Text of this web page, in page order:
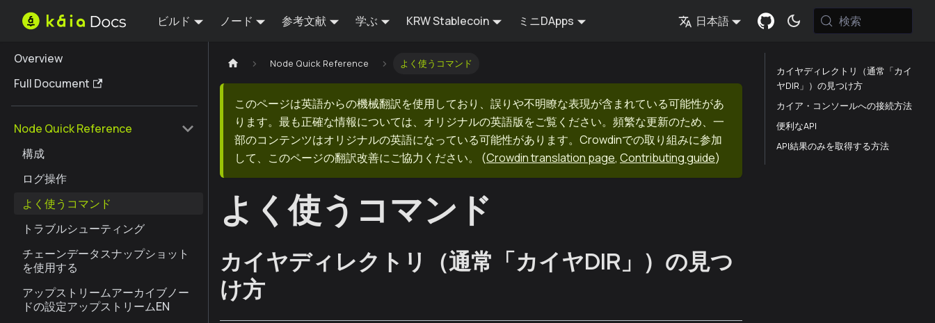
ビルド ノード 参考文献 学ぶ KRW Stablecoin ミニDApps 日本語 検索
Overview
Full Document
Node Quick Reference
構成
ログ操作
よく使うコマンド
トラブルシューティング
チェーンデータスナップショット
を使用する
アップストリームアーカイブノー
ドの設定アップストリームEN
Node Quick Reference よく使うコマンド
このページは英語からの機械翻訳を使用しており、誤りや不明瞭な表現が含まれている可能性があ
ります。最も正確な情報については、オリジナルの英語版をご覧ください。頻繁な更新のため、一
部のコンテンツはオリジナルの英語になっている可能性があります。Crowdinでの取り組みに参加
して、このページの翻訳改善にご協力ください。
(Crowdin translation page, Contributing guide)
よく使うコマンド
カイヤディレクトリ（通常「カイヤDIR」）の見つ
け方
カイヤディレクトリ（通常「カイ
ヤDIR」）の見つけ方
カイア・コンソールへの接続方法
便利なAPI
API結果のみを取得する方法